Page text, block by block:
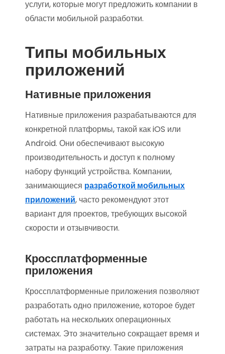
услуги, которые могут предложить компании в
области мобильной разработки.
Типы мобильных
приложений
Нативные приложения
Нативные приложения разрабатываются для
конкретной платформы, такой как iOS или
Android. Они обеспечивают высокую
производительность и доступ к полному
набору функций устройства. Компании,
занимающиеся разработкой мобильных
приложений, часто рекомендуют этот
вариант для проектов, требующих высокой
скорости и отзывчивости.
Кроссплатформенные
приложения
Кроссплатформенные приложения позволяют
разработать одно приложение, которое будет
работать на нескольких операционных
системах. Это значительно сокращает время и
затраты на разработку. Такие приложения